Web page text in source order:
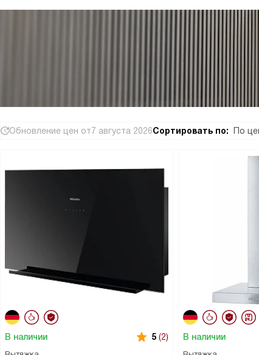
Обновление цен от7 августа 2026Сортировать по: По
В наличии 5 (2) В наличии